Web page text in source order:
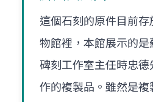
這個石刻的原件目前
物館裡，本館展示的是
碑刻工作室主任時忠德
作的複製品。雖然是複